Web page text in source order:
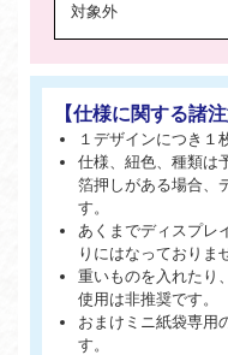
対象外
【仕様に関する諸注
１デザインにつき１
仕様、紐色、種類は
箔押しがある場合、
す。
あくまでディスプレ
りにはなっておりま
重いものを入れたり
使用は非推奨です。
おまけミニ紙袋専用
す。